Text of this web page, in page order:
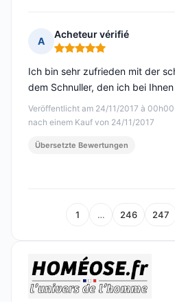
A
Acheteur vérifié
Hinweis: 5 von 5
Veröffentlicht am 24/11/2017 à 00h00
nach einem Kauf von 24/11/2017
Ich bin sehr zufrieden mit der
dem Schnuller, den ich bei
Übersetzte Bewertungen
1 … 246 247